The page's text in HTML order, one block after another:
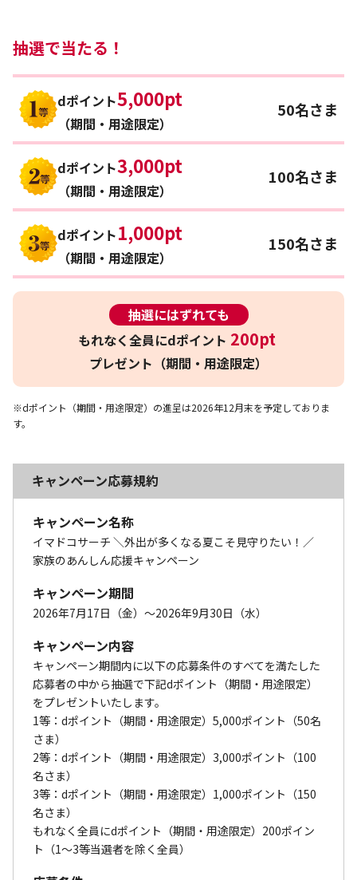
抽選で当たる！
dポイント5,000pt
（期間・用途限定）
50名さま
dポイント3,000pt
（期間・用途限定）
100名さま
dポイント1,000pt
（期間・用途限定）
150名さま
抽選にはずれても
もれなく全員にdポイント 200pt
プレゼント（期間・用途限定）
※dポイント（期間・用途限定）の進呈は2026年12月末を予定しておりま
す。
キャンペーン応募規約
キャンペーン名称
イマドコサーチ ＼外出が多くなる夏こそ見守りたい！／
家族のあんしん応援キャンペーン
キャンペーン期間
2026年7月17日（金）～2026年9月30日（水）
キャンペーン内容
キャンペーン期間内に以下の応募条件のすべてを満たした
応募者の中から抽選で下記dポイント（期間・用途限定）
をプレゼントいたします。
1等：dポイント（期間・用途限定）5,000ポイント（50名
さま）
2等：dポイント（期間・用途限定）3,000ポイント（100
名さま）
3等：dポイント（期間・用途限定）1,000ポイント（150
名さま）
もれなく全員にdポイント（期間・用途限定）200ポイン
ト（1～3等当選者を除く全員）